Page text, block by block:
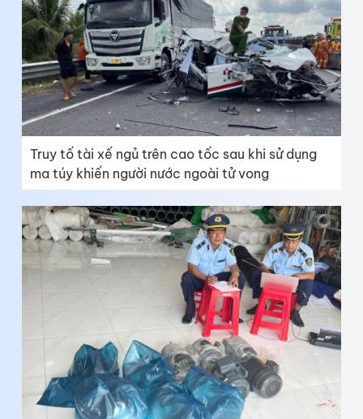
Truy tố tài xế ngủ trên cao tốc sau khi sử dụng
ma túy khiến người nước ngoài tử vong